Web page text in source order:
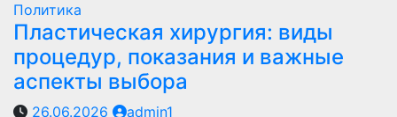
Политика
Пластическая хирургия: виды
процедур, показания и важные
аспекты выбора
26.06.2026
admin1